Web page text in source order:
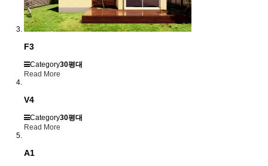
F3
Category30평대
Read More
V4
Category30평대
Read More
A1